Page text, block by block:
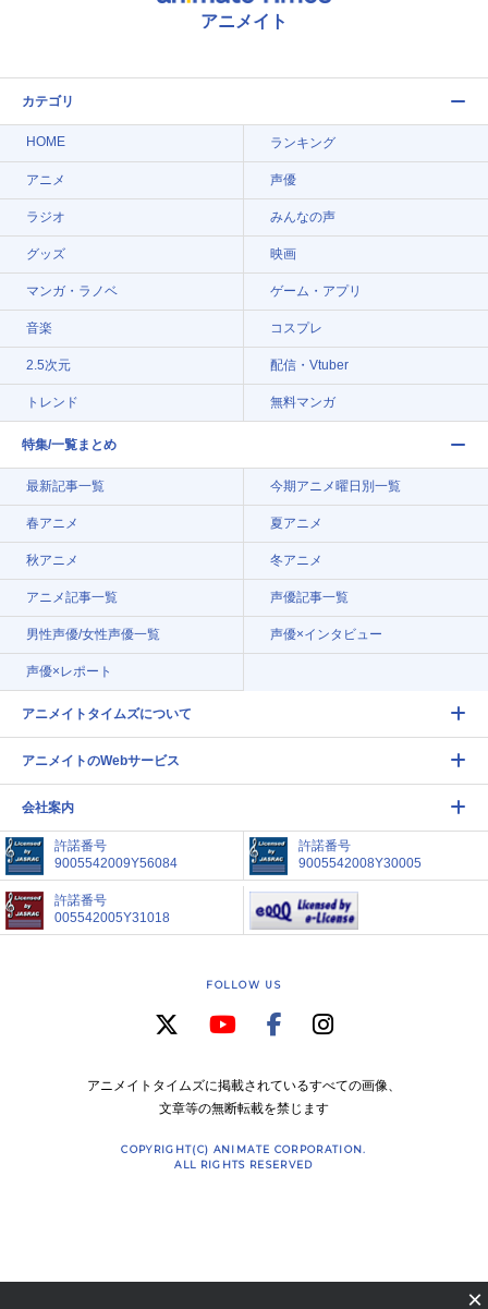
アニメイト
カテゴリ
HOME ランキング
アニメ 声優
ラジオ みんなの声
グッズ 映画
マンガ・ラノベ ゲーム・アプリ
音楽 コスプレ
2.5次元 配信・Vtuber
トレンド 無料マンガ
特集/一覧まとめ
最新記事一覧 今期アニメ曜日別一覧
春アニメ 夏アニメ
秋アニメ 冬アニメ
アニメ記事一覧 声優記事一覧
男性声優/女性声優一覧 声優×インタビュー
声優×レポート
アニメイトタイムズについて
アニメイトのWebサービス
会社案内
許諾番号
9005542009Y56084
許諾番号
9005542008Y30005
許諾番号
005542005Y31018
FOLLOW US
アニメイトタイムズに掲載されているすべての画像、
文章等の無断転載を禁じます
COPYRIGHT(C) ANIMATE CORPORATION.
ALL RIGHTS RESERVED
×